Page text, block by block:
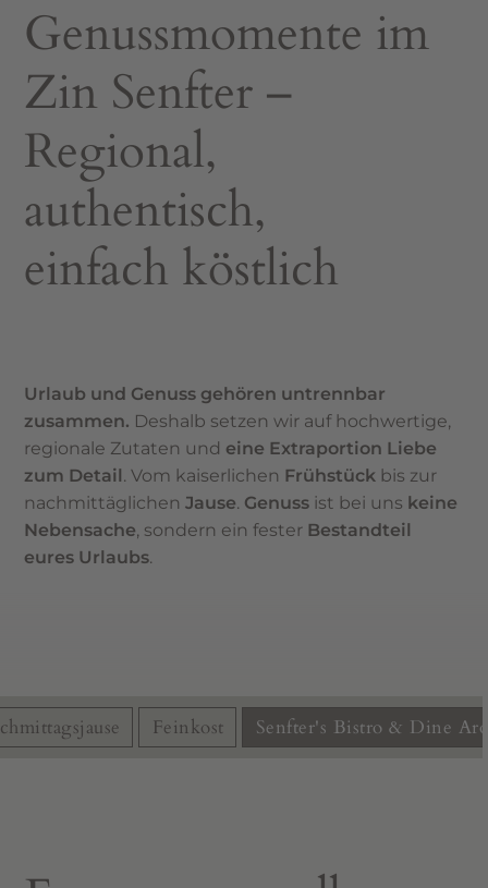
Genussmomente im
Zin Senfter –
Regional,
authentisch,
einfach köstlich
Urlaub und Genuss gehören untrennbar
zusammen. Deshalb setzen wir auf hochwertige,
regionale Zutaten und eine Extraportion Liebe
zum Detail. Vom kaiserlichen Frühstück bis zur
nachmittäglichenJause. Genuss ist bei uns keine
Nebensache, sondern ein fester Bestandteil
eures Urlaubs.
Feinkost Senfter's Bistro & Dine